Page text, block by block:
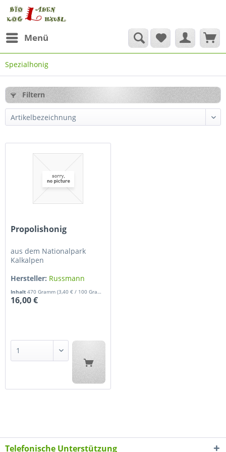
Menü
Spezialhonig
Filtern
Propolishonig
aus dem Nationalpark
Kalkalpen
Hersteller: Russmann
Inhalt470 Gramm(3,40 € / 100 Gramm)
16,00 €
Telefonische Unterstützung